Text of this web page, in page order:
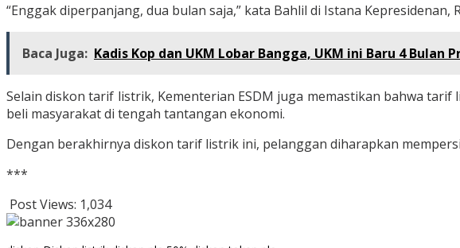
“Enggak diperpanjang, dua bulan saja,” kata Bahlil di Istana Kepresidenan,
Baca Juga: Kadis Kop dan UKM Lobar Bangga, UKM ini Baru 4 Bulan
Selain diskon tarif listrik, Kementerian ESDM juga memastikan bahwa
beli masyarakat di tengah tantangan ekonomi.
Dengan berakhirnya diskon tarif listrik ini, pelanggan diharapkan
***
Post Views: 1,034